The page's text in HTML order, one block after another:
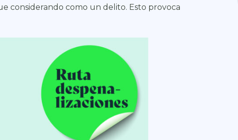
considerando como un delito. Esto provoca